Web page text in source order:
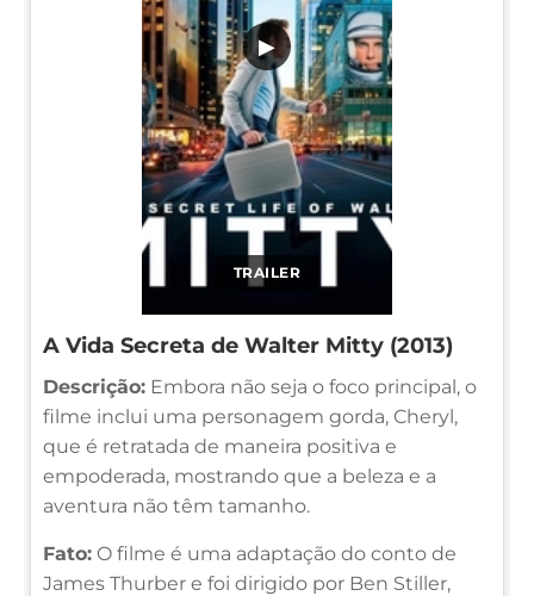
TRAILER
▶
A Vida Secreta de Walter Mitty (2013)
Descrição: Embora não seja o foco principal, o
filme inclui uma personagem gorda, Cheryl,
que é retratada de maneira positiva e
empoderada, mostrando que a beleza e a
aventura não têm tamanho.
Fato: O filme é uma adaptação do conto de
James Thurber e foi dirigido por Ben Stiller,